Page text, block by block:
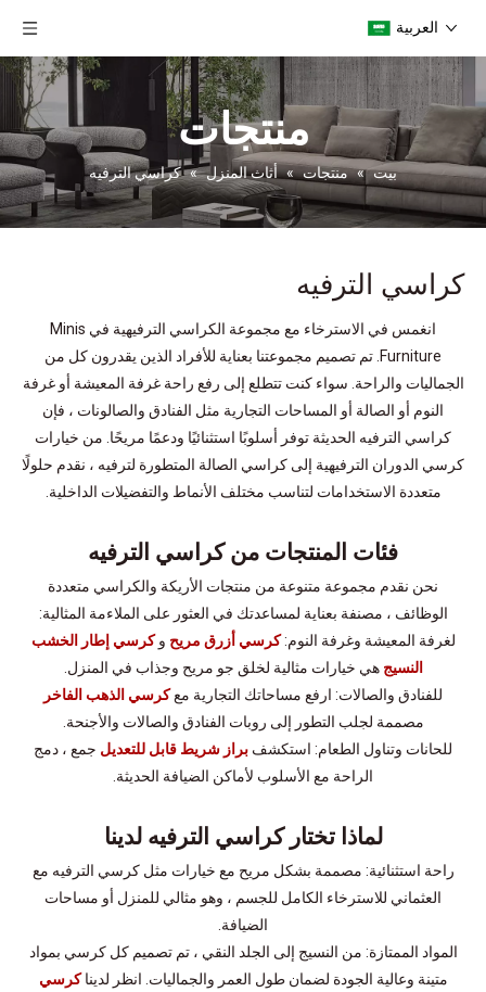
العربية
منتجات
بيت » منتجات » أثاث المنزل » كراسي الترفيه
كراسي الترفيه
انغمس في الاسترخاء مع مجموعة الكراسي الترفيهية في Minis
Furniture. تم تصميم مجموعتنا بعناية للأفراد الذين يقدرون كل من
الجماليات والراحة. سواء كنت تتطلع إلى رفع راحة غرفة المعيشة أو غرفة
النوم أو الصالة أو المساحات التجارية مثل الفنادق والصالونات ، فإن
كراسي الترفيه الحديثة توفر أسلوبًا استثنائيًا ودعمًا مريحًا. من خيارات
كرسي الدوران الترفيهية إلى كراسي الصالة المتطورة لترفيه ، نقدم حلولًا
متعددة الاستخدامات لتناسب مختلف الأنماط والتفضيلات الداخلية.
فئات المنتجات من كراسي الترفيه
نحن نقدم مجموعة متنوعة من منتجات الأريكة والكراسي متعددة
الوظائف ، مصنفة بعناية لمساعدتك في العثور على الملاءمة المثالية:
لغرفة المعيشة وغرفة النوم:كرسي أزرق مريح وكرسي إطار الخشب
النسيج هي خيارات مثالية لخلق جو مريح وجذاب في المنزل.
للفنادق والصالات: ارفع مساحاتك التجارية معكرسي الذهب الفاخر
مصممة لجلب التطور إلى روبات الفنادق والصالات والأجنحة.
للحانات وتناول الطعام: استكشف براز شريط قابل للتعديل جمع ، دمج
الراحة مع الأسلوب لأماكن الضيافة الحديثة.
لماذا تختار كراسي الترفيه لدينا
راحة استثنائية: مصممة بشكل مريح مع خيارات مثل كرسي الترفيه مع
العثماني للاسترخاء الكامل للجسم ، وهو مثالي للمنزل أو مساحات
الضيافة.
المواد الممتازة: من النسيج إلى الجلد النقي ، تم تصميم كل كرسي بمواد
متينة وعالية الجودة لضمان طول العمر والجماليات. انظر لديناكرسي